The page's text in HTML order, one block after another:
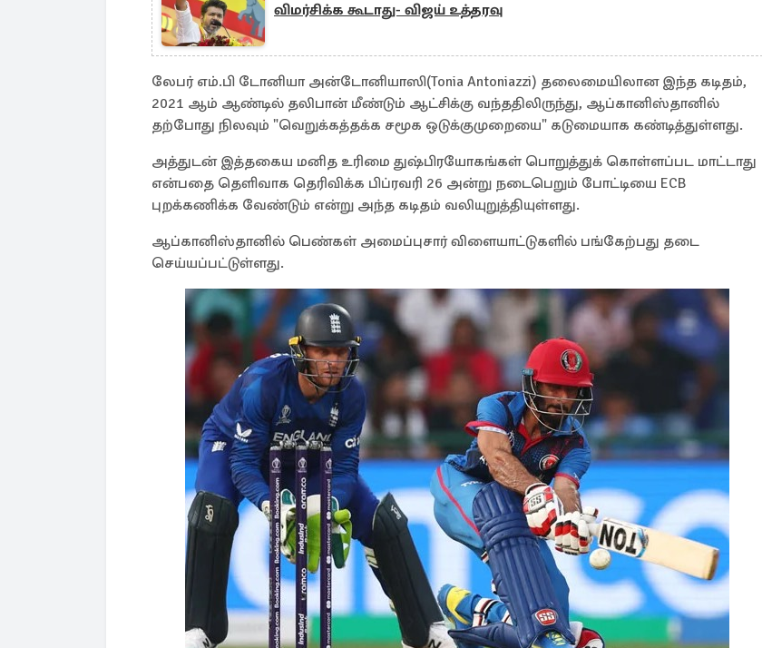
விமர்சிக்க கூடாது- விஜய் உத்தரவு
லேபர் எம்.பி டோனியா அன்டோனியாஸி(Tonia Antoniazzi) தலைமையிலான இந்த கடிதம்,
2021 ஆம் ஆண்டில் தலிபான் மீண்டும் ஆட்சிக்கு வந்ததிலிருந்து, ஆப்கானிஸ்தானில்
தற்போது நிலவும் "வெறுக்கத்தக்க சமூக ஒடுக்குமுறையை" கடுமையாக கண்டித்துள்ளது.
அத்துடன் இத்தகைய மனித உரிமை துஷ்பிரயோகங்கள் பொறுத்துக் கொள்ளப்பட மாட்டாது
என்பதை தெளிவாக தெரிவிக்க பிப்ரவரி 26 அன்று நடைபெறும் போட்டியை ECB
புறக்கணிக்க வேண்டும் என்று அந்த கடிதம் வலியுறுத்தியுள்ளது.
ஆப்கானிஸ்தானில் பெண்கள் அமைப்புசார் விளையாட்டுகளில் பங்கேற்பது தடை
செய்யப்பட்டுள்ளது.